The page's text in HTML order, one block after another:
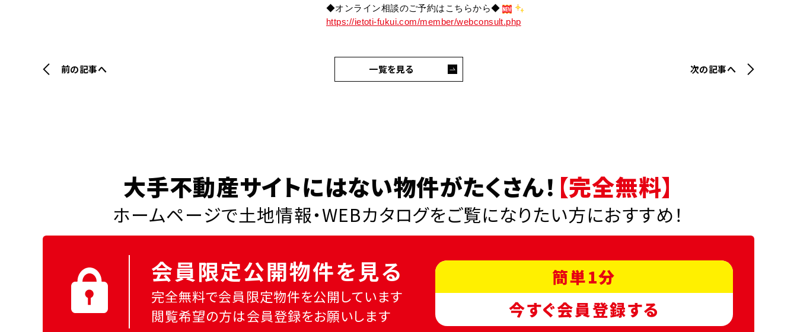
◆オンライン相談のご予約はこちらから◆
https://ietoti-fukui.com/member/webconsult.php
前の記事へ 一覧を見る 次の記事へ
大手不動産サイトにはない物件がたくさん！ 【完全無料】
ホームページで土地情報・WEBカタログをご覧になりたい方におすすめ！
会員限定公開物件を見る
完全無料で会員限定物件を公開しています
閲覧希望の方は会員登録をお願いします
簡単1分
今すぐ会員登録する